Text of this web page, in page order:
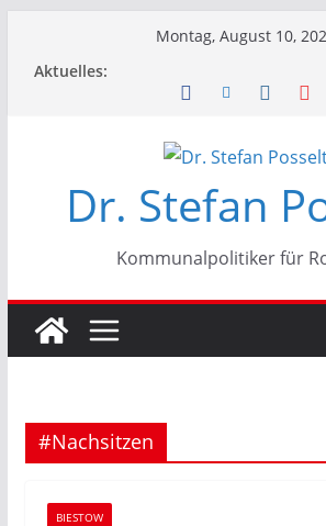
Montag, August 10,
Aktuelles:
Dr. Stefan
Kommunalpolitiker für
#Nachsitzen
BIESTOW